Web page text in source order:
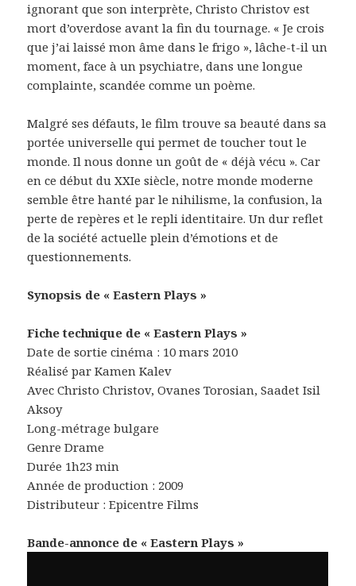
ignorant que son interprète, Christo Christov est
mort d’overdose avant la fin du tournage. « Je crois
que j’ai laissé mon âme dans le frigo », lâche-t-il un
moment, face à un psychiatre, dans une longue
complainte, scandée comme un poème.
Malgré ses défauts, le film trouve sa beauté dans sa
portée universelle qui permet de toucher tout le
monde. Il nous donne un goût de « déjà vécu ». Car
en ce début du XXIe siècle, notre monde moderne
semble être hanté par le nihilisme, la confusion, la
perte de repères et le repli identitaire. Un dur reflet
de la société actuelle plein d’émotions et de
questionnements.
Synopsis de « Eastern Plays »
Fiche technique de « Eastern Plays »
Date de sortie cinéma : 10 mars 2010
Réalisé par Kamen Kalev
Avec Christo Christov, Ovanes Torosian, Saadet Isil
Aksoy
Long-métrage bulgare
Genre Drame
Durée 1h23 min
Année de production : 2009
Distributeur : Epicentre Films
Bande-annonce de « Eastern Plays »